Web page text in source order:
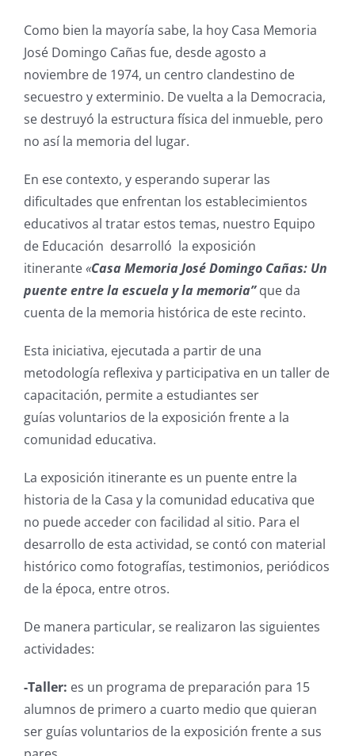
Como bien la mayoría sabe, la hoy Casa Memoria
José Domingo Cañas fue, desde agosto a
noviembre de 1974, un centro clandestino de
secuestro y exterminio. De vuelta a la Democracia,
se destruyó la estructura física del inmueble, pero
no así la memoria del lugar.
En ese contexto, y esperando superar las
dificultades que enfrentan los establecimientos
educativos al tratar estos temas, nuestro Equipo
de Educación desarrolló la exposición
itinerante«Casa Memoria José Domingo Cañas: Un
puente entre la escuela y la memoria” que da
cuenta de la memoria histórica de este recinto.
Esta iniciativa, ejecutada a partir de una
metodología reflexiva y participativa en un taller de
capacitación, permite a estudiantes ser
guías voluntarios de la exposición frente a la
comunidad educativa.
La exposición itinerante es un puente entre la
historia de la Casa y la comunidad educativa que
no puede acceder con facilidad al sitio. Para el
desarrollo de esta actividad, se contó con material
histórico como fotografías, testimonios, periódicos
de la época, entre otros.
De manera particular, se realizaron las siguientes
actividades:
-Taller: es un programa de preparación para 15
alumnos de primero a cuarto medio que quieran
ser guías voluntarios de la exposición frente a sus